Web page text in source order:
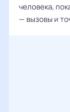
человека,
— вызовы и